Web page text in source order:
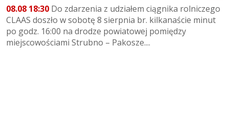
08.08 18:30 Do zdarzenia z udziałem ciągnika rolniczego
CLAAS doszło w sobotę 8 sierpnia br. kilkanaście minut
po godz. 16:00 na drodze powiatowej pomiędzy
miejscowościami Strubno – Pakosze....